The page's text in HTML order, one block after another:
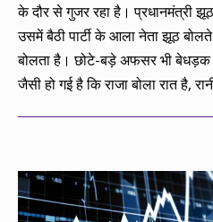
के दौर से गुजर रहा है। प्रधानमंत्री
उसमें बैठी पार्टी के आला नेता झूठ
बोलता है। छोटे-बड़े अफसर भी
जैसी हो गई है कि राजा बोला रात है,